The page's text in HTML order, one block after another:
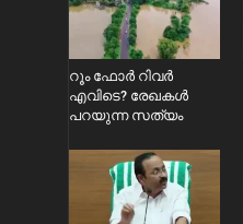
റൂം ഫോർ റിവർ
എവിടെ? രേഖകൾ
പറയുന്ന സത്യം